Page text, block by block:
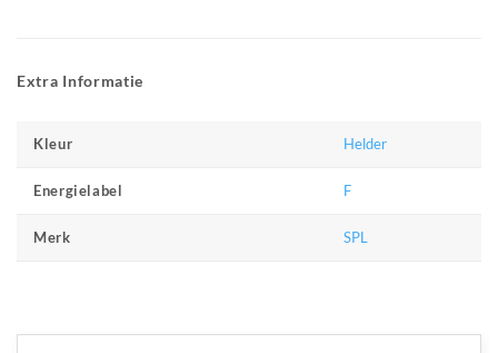
Extra Informatie
Kleur Helder
Energielabel F
Merk SPL